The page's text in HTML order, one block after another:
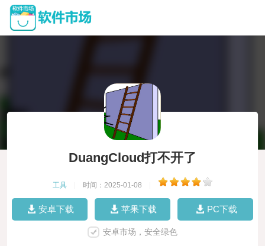
DuangCloud打不开了
工具 时间：2025-01-08
安卓下载 苹果下载 PC下载
安卓市场，安全绿色